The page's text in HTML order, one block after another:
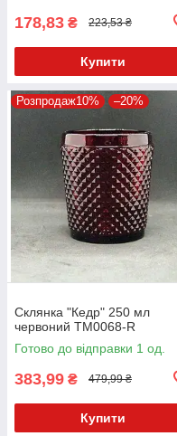
178,83 ₴ 223,53 ₴
Купити
Розпродаж10% –20%
Склянка "Кедр" 250 мл
червоний TM0068-R
Готово до відправки 1 од.
383,99 ₴ 479,99 ₴
Купити